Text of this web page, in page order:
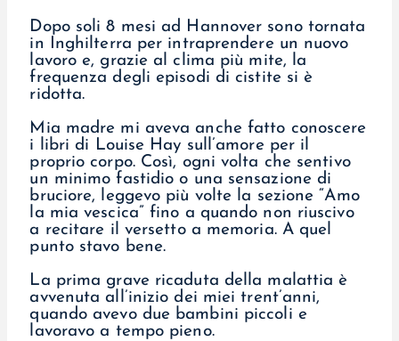
Dopo soli 8 mesi ad Hannover sono tornata
in Inghilterra per intraprendere un nuovo
lavoro e, grazie al clima più mite, la
frequenza degli episodi di cistite si è
ridotta.
Mia madre mi aveva anche fatto conoscere
i libri di Louise Hay sull’amore per il
proprio corpo. Così, ogni volta che sentivo
un minimo fastidio o una sensazione di
bruciore, leggevo più volte la sezione “Amo
la mia vescica” fino a quando non riuscivo
a recitare il versetto a memoria. A quel
punto stavo bene.
La prima grave ricaduta della malattia è
avvenuta all’inizio dei miei trent’anni,
quando avevo due bambini piccoli e
lavoravo a tempo pieno.